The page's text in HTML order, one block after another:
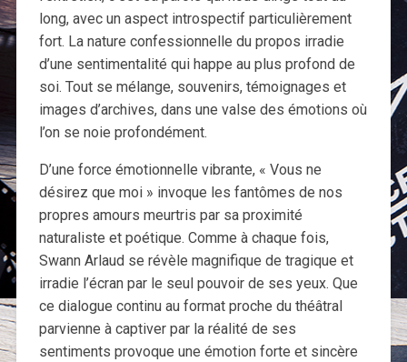
long, avec un aspect introspectif particulièrement
fort. La nature confessionnelle du propos irradie
d’une sentimentalité qui happe au plus profond de
soi. Tout se mélange, souvenirs, témoignages et
images d’archives, dans une valse des émotions où
l’on se noie profondément.
D’une force émotionnelle vibrante, « Vous ne
désirez que moi » invoque les fantômes de nos
propres amours meurtris par sa proximité
naturaliste et poétique. Comme à chaque fois,
Swann Arlaud se révèle magnifique de tragique et
irradie l’écran par le seul pouvoir de ses yeux. Que
ce dialogue continu au format proche du théâtral
parvienne à captiver par la réalité de ses
sentiments provoque une émotion forte et sincère